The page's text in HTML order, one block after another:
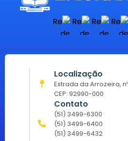
Localização
Estrada da Arrozeira,
CEP: 92990-000
Contato
(51) 3499-6300
(51) 3499-6400
(51) 3499-6432